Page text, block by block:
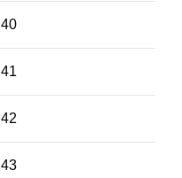
40
41
42
43